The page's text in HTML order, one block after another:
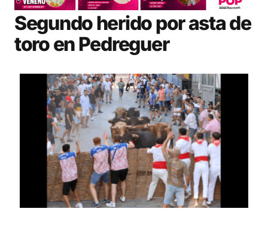
Segundo herido por asta de
toro en Pedreguer